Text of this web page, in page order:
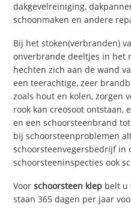
dakgevelreiniging,
schoonmaken en andere
Bij het stoken(verbranden)
onverbrande deeltjes in het
hechten zich aan de wand
een teerachtige, zeer
zoals hout en kolen, zorgen
rook kan creosoot ontstaan,
en een schoorsteenbrand
bij schoorsteenproblemen
schoorsteenvegersbedrijf in
schoorsteeninspecties ook
Voorschoorsteen klep belt u
staan 365 dagen per jaar